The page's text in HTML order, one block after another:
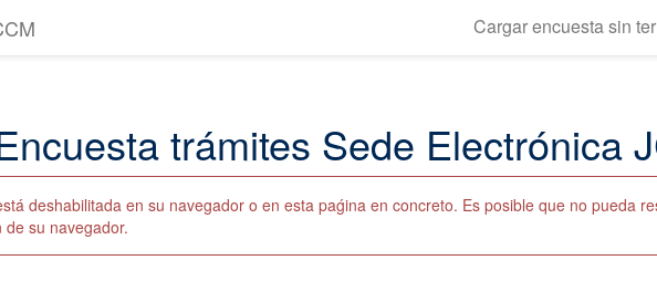
Cargar encuesta sin
trámites Sede Electrónica
deshabilitada en su navegador o en esta paǵina en concreto. Es posible que no pueda
su navegador.